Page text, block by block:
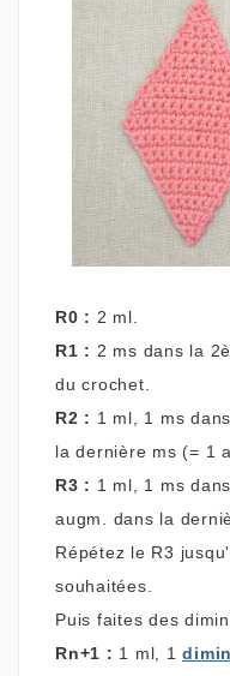
R0 : 2 ml.
R1 : 2 ms dans la
du crochet.
R2 : 1 ml, 1 ms
la dernière ms (= 1
R3 : 1 ml, 1 ms
augm. dans la
Répétez le R3
souhaitées.
Puis faites des
Rn+1 : 1 ml, 1